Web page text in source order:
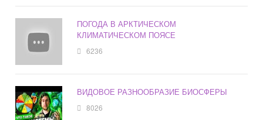
ПОГОДА В АРКТИЧЕСКОМ
КЛИМАТИЧЕСКОМ ПОЯСЕ
6236
ВИДОВОЕ РАЗНООБРАЗИЕ БИОСФЕРЫ
8026